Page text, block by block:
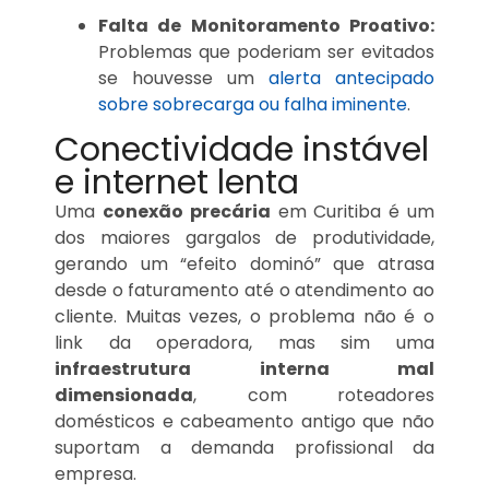
Falta de Monitoramento Proativo:
Problemas que poderiam ser evitados
se houvesse um alerta antecipado
sobre sobrecarga ou falha iminente.
Conectividade instável
e internet lenta
Uma conexão precária em Curitiba é um
dos maiores gargalos de produtividade,
gerando um “efeito dominó” que atrasa
desde o faturamento até o atendimento ao
cliente. Muitas vezes, o problema não é o
link da operadora, mas sim uma
infraestrutura interna mal
dimensionada, com roteadores
domésticos e cabeamento antigo que não
suportam a demanda profissional da
empresa.